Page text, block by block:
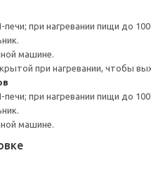
при нагревании пищи до
машине.
при нагревании, чтобы
при нагревании пищи до
машине.